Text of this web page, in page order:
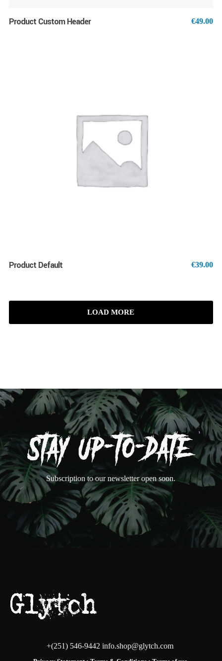
Product Custom Header €49.00
AJOUTER AU PANIER
Product Default €39.00
LOAD MORE
Subscription to our newsletter open soon.
+(251) 546-9442 info.shop@glytch.com